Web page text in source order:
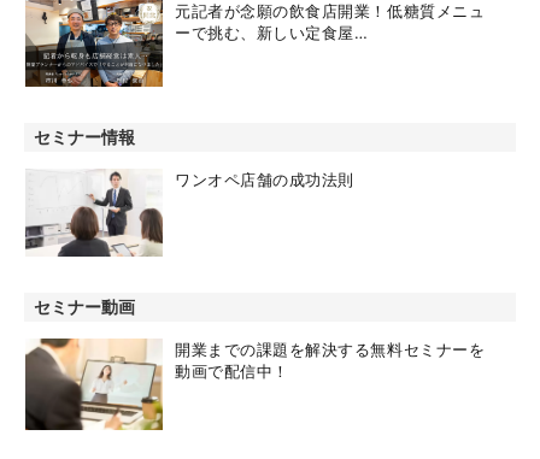
元記者が念願の飲食店開業！低糖質メニュ
ーで挑む、新しい定食屋…
セミナー情報
ワンオペ店舗の成功法則
セミナー動画
開業までの課題を解決する無料セミナーを
動画で配信中！